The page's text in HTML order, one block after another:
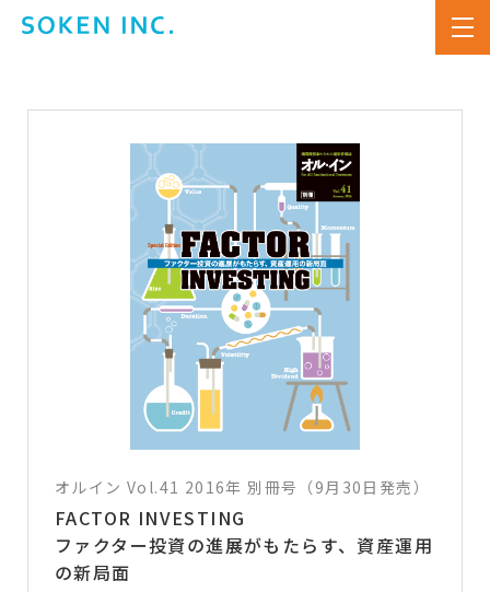
オルイン Vol.41 2016年 別冊号（9月30日発売）
FACTOR INVESTING
ファクター投資の進展がもたらす、資産運用
の新局面